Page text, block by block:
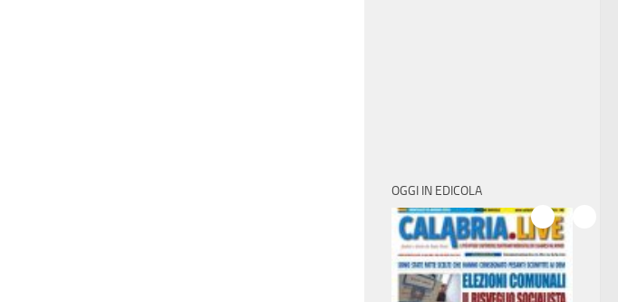
OGGI IN EDICOLA